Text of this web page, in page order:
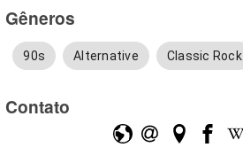
Gêneros
90s Alternative Classic Rock
Contato